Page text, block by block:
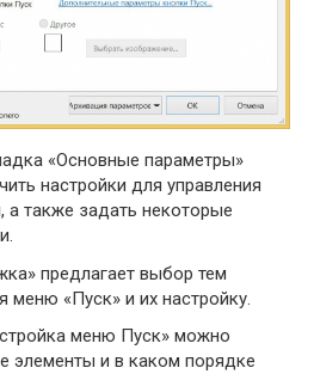
«Основные параметры»
настройки для управления
также задать некоторые
предлагает выбор тем
меню «Пуск» и их настройку.
меню Пуск» можно
элементы и в каком порядке